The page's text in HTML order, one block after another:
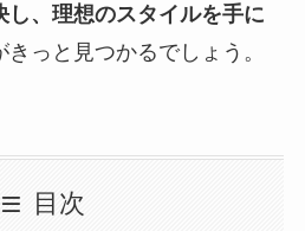
し、理想のスタイルを手に
きっと見つかるでしょう。
目次